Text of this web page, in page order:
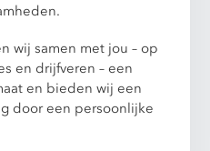
wij samen met jou – op
en drijfveren – een
en bieden wij een
door een persoonlijke